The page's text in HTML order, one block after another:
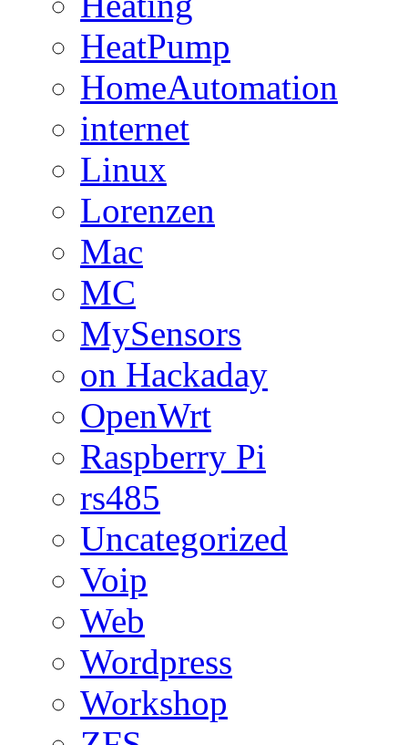
HeatPump
HomeAutomation
internet
Linux
Lorenzen
Mac
MC
MySensors
on Hackaday
OpenWrt
Raspberry Pi
rs485
Uncategorized
Voip
Web
Wordpress
Workshop